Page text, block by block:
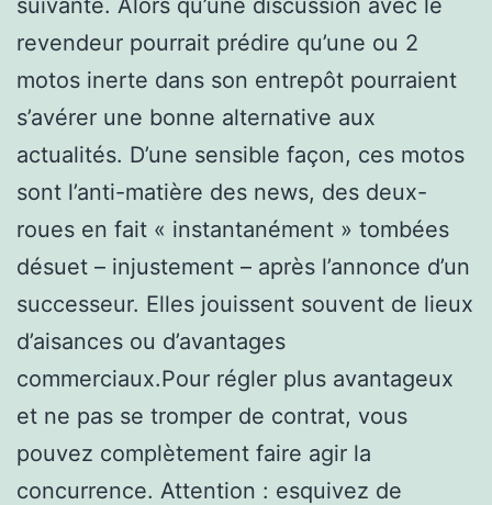
revendeur pourrait prédire qu’une ou 2
motos inerte dans son entrepôt pourraient
s’avérer une bonne alternative aux
actualités. D’une sensible façon, ces motos
sont l’anti-matière des news, des deux-
roues en fait « instantanément » tombées
désuet – injustement – après l’annonce d’un
successeur. Elles jouissent souvent de lieux
d’aisances ou d’avantages
commerciaux.Pour régler plus avantageux
et ne pas se tromper de contrat, vous
pouvez complètement faire agir la
concurrence. Attention : esquivez de